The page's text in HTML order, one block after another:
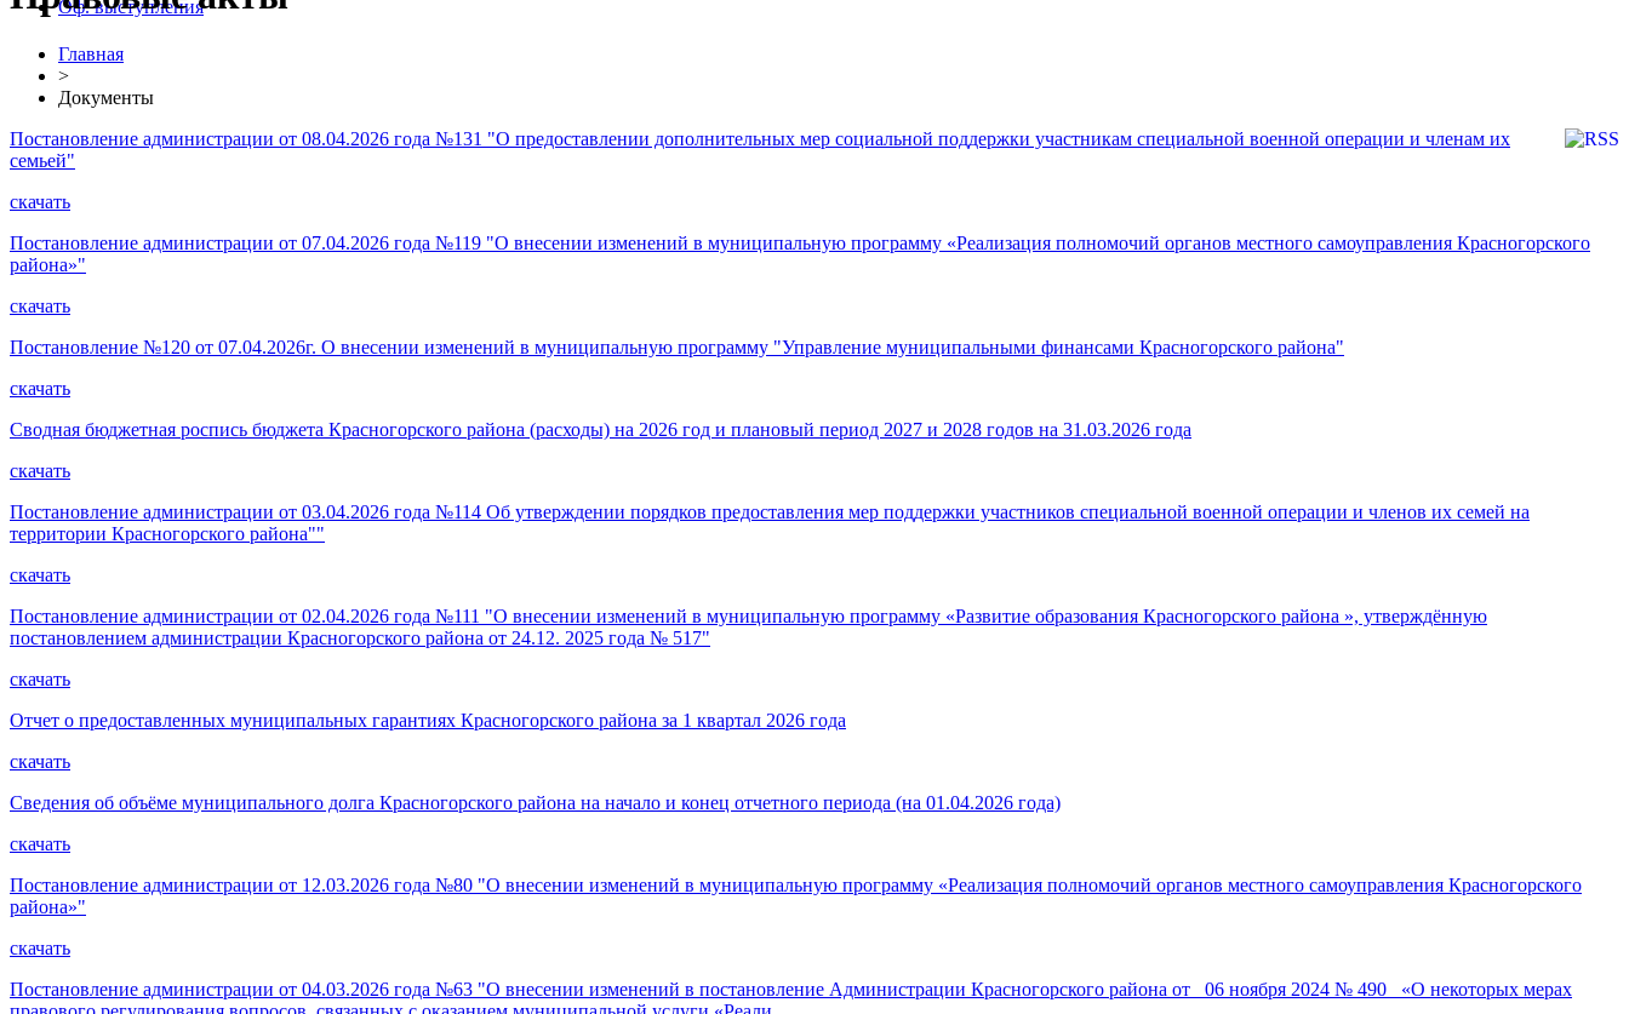
Оф. выступления
Главная
>
Документы
Постановление администрации от 08.04.2026 года №131 "О предоставлении дополнительных мер социальной поддержки участникам специальной военной операции и членам их
семьей"
скачать
Постановление администрации от 07.04.2026 года №119 "О внесении изменений в муниципальную программу «Реализация полномочий органов местного самоуправления Красногорского
района»"
скачать
Постановление №120 от 07.04.2026г. О внесении изменений в муниципальную программу "Управление муниципальными финансами Красногорского района"
скачать
Сводная бюджетная роспись бюджета Красногорского района (расходы) на 2026 год и плановый период 2027 и 2028 годов на 31.03.2026 года
скачать
Постановление администрации от 03.04.2026 года №114 Об утверждении порядков предоставления мер поддержки участников специальной военной операции и членов их семей на
территории Красногорского района""
скачать
Постановление администрации от 02.04.2026 года №111 "О внесении изменений в муниципальную программу «Развитие образования Красногорского района », утверждённую
постановлением администрации Красногорского района от 24.12. 2025 года № 517"
скачать
Отчет о предоставленных муниципальных гарантиях Красногорского района за 1 квартал 2026 года
скачать
Сведения об объёме муниципального долга Красногорского района на начало и конец отчетного периода (на 01.04.2026 года)
скачать
Постановление администрации от 12.03.2026 года №80 "О внесении изменений в муниципальную программу «Реализация полномочий органов местного самоуправления Красногорского
района»"
скачать
Постановление администрации от 04.03.2026 года №63 "О внесении изменений в постановление Администрации Красногорского района от _06 ноября 2024 № 490_ «О некоторых мерах